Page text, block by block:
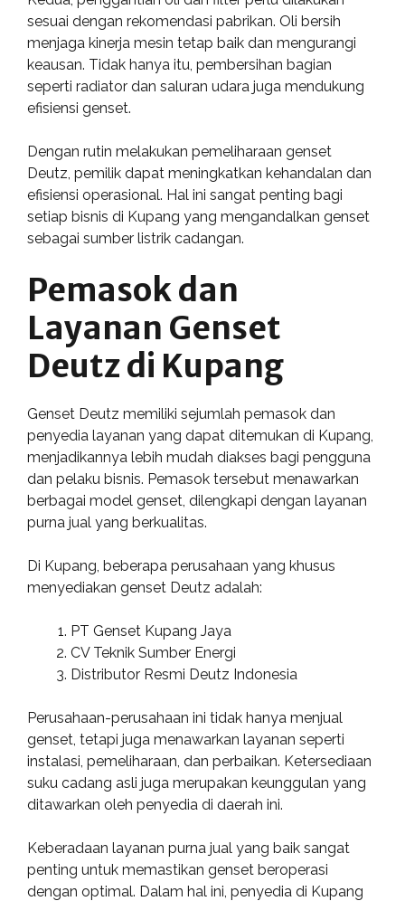
sesuai dengan rekomendasi pabrikan. Oli bersih
menjaga kinerja mesin tetap baik dan mengurangi
keausan. Tidak hanya itu, pembersihan bagian
seperti radiator dan saluran udara juga mendukung
efisiensi genset.
Dengan rutin melakukan pemeliharaan genset
Deutz, pemilik dapat meningkatkan kehandalan dan
efisiensi operasional. Hal ini sangat penting bagi
setiap bisnis di Kupang yang mengandalkan genset
sebagai sumber listrik cadangan.
Pemasok dan
Layanan Genset
Deutz di Kupang
Genset Deutz memiliki sejumlah pemasok dan
penyedia layanan yang dapat ditemukan di Kupang,
menjadikannya lebih mudah diakses bagi pengguna
dan pelaku bisnis. Pemasok tersebut menawarkan
berbagai model genset, dilengkapi dengan layanan
purna jual yang berkualitas.
Di Kupang, beberapa perusahaan yang khusus
menyediakan genset Deutz adalah:
PT Genset Kupang Jaya
CV Teknik Sumber Energi
Distributor Resmi Deutz Indonesia
Perusahaan-perusahaan ini tidak hanya menjual
genset, tetapi juga menawarkan layanan seperti
instalasi, pemeliharaan, dan perbaikan. Ketersediaan
suku cadang asli juga merupakan keunggulan yang
ditawarkan oleh penyedia di daerah ini.
Keberadaan layanan purna jual yang baik sangat
penting untuk memastikan genset beroperasi
dengan optimal. Dalam hal ini, penyedia di Kupang